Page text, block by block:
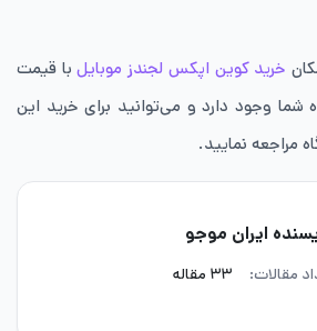
خرید کوین اپکس لجندز موبایلبا قیمت
وجود دارد و می‌توانید برای خرید این
مراجعه نمایید.
ایران موجو
مقالات: ۳۳ مقاله